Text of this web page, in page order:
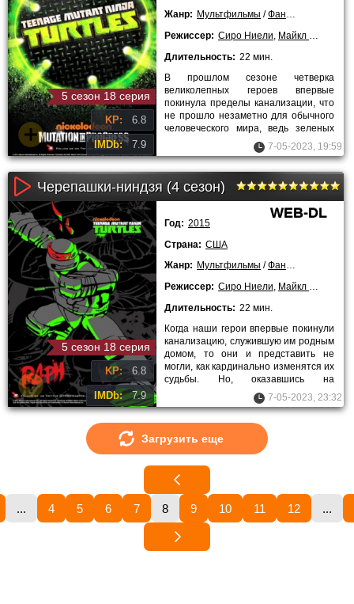
5 сезон 18 серия
KP: 6.8
IMDb: 7.9
Жанр: Мультфильмы /Фантастика
Режиссер: Сиро Ниели, Майкл Чанг
Длительность: 22 мин.
В прошлом сезоне четверка
великолепных героев впервые
покинула пределы канализации, что
не прошло незаметно для обычного
человеческого мира, ведь зеленых
мутантов, обладающих
превосходными
7-05-2023, 19:59
Черепашки-ниндзя (4 сезон)
5 сезон 18 серия
KP: 6.8
IMDb: 7.9
WEB-DL
Год: 2015
Страна: США
Жанр: Мультфильмы /Фантастика
Режиссер: Сиро Ниели, Майкл Чанг
Длительность: 22 мин.
Когда наши герои впервые покинули
канализацию, служившую им родным
домом, то они и представить не
могли, как кардинально изменятся их
судьбы. Но, оказавшись на
поверхности, команда из7-05-2023, 23:32
Загрузить еще
... 4 5 6 7 8 9 10 11 12 ...